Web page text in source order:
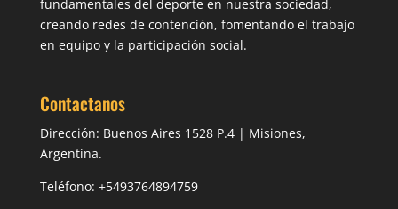
fundamentales del deporte en nuestra sociedad,
creando redes de contención, fomentando el trabajo
en equipo y la participación social.
Contactanos
Dirección: Buenos Aires 1528 P.4 | Misiones,
Argentina.
Teléfono: +5493764894759